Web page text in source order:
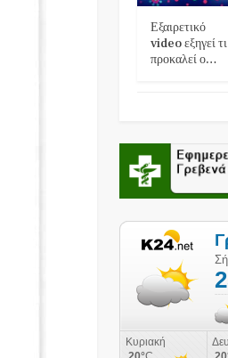
Εξαιρετικό
video εξηγεί τι
προκαλεί ο…